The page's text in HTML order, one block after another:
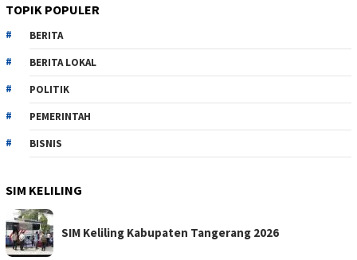
TOPIK POPULER
BERITA
BERITA LOKAL
POLITIK
PEMERINTAH
BISNIS
SIM KELILING
SIM Keliling Kabupaten Tangerang 2026